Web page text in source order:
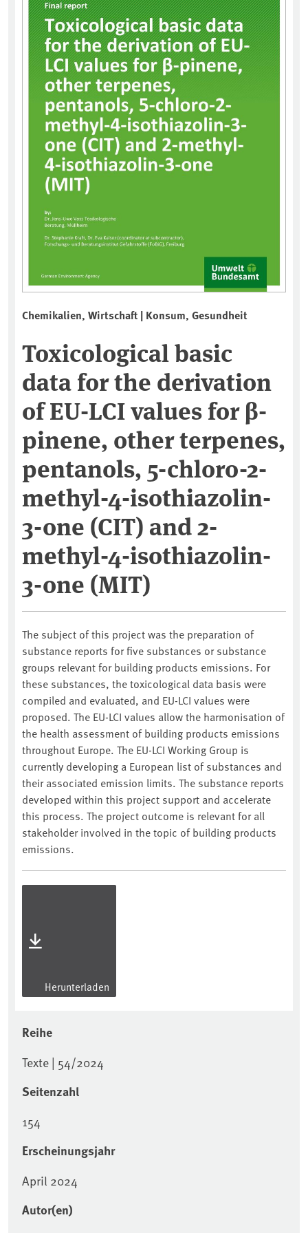
Chemikalien, Wirtschaft | Konsum, Gesundheit
Toxicological basic
data for the derivation
of EU-LCI values for β-
pinene, other terpenes,
pentanols, 5-chloro-2-
methyl-4-isothiazolin-
3-one (CIT) and 2-
methyl-4-isothiazolin-
3-one (MIT)
The subject of this project was the preparation of
substance reports for five substances or substance
groups relevant for building products emissions. For
these substances, the toxicological data basis were
compiled and evaluated, and EU-LCI values were
proposed. The EU-LCI values allow the harmonisation of
the health assessment of building products emissions
throughout Europe. The EU-LCI Working Group is
currently developing a European list of substances and
their associated emission limits. The substance reports
developed within this project support and accelerate
this process. The project outcome is relevant for all
stakeholder involved in the topic of building products
emissions.
Herunterladen
Reihe
Texte | 54/2024
Seitenzahl
154
Erscheinungsjahr
April 2024
Autor(en)